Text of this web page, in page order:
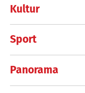
Kultur
Sport
Panorama